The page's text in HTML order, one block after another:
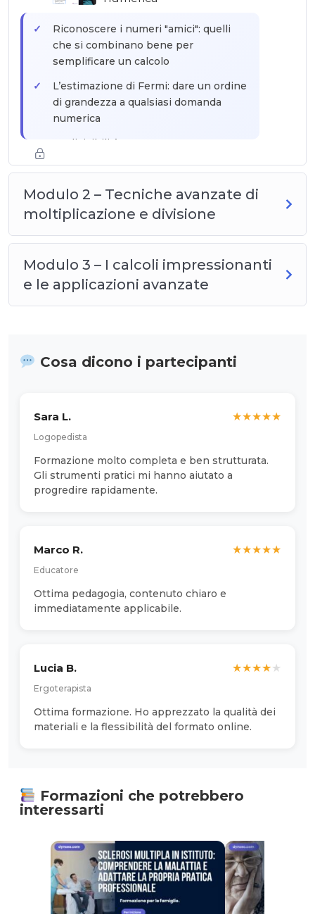
Riconoscere i numeri "amici": quelli
che si combinano bene per
semplificare un calcolo
L’estimazione di Fermi: dare un ordine
di grandezza a qualsiasi domanda
numerica
Le divisibilità avanzate: per 7, 11, 13, 17,
memorizzare assolutamente come
scorciatoie
Modulo 2 – Tecniche avanzate di
moltiplicazione e divisione
Modulo 3 – I calcoli impressionanti
e le applicazioni avanzate
Cosa dicono i partecipanti
Sara L.
Logopedista
★★★★★
Formazione molto completa e ben strutturata.
Gli strumenti pratici mi hanno aiutato a
progredire rapidamente.
Marco R.
Educatore
★★★★★
Ottima pedagogia, contenuto chiaro e
immediatamente applicabile.
Lucia B.
Ergoterapista
★★★★★
Ottima formazione. Ho apprezzato la qualità dei
materiali e la flessibilità del formato online.
Formazioni che potrebbero
interessarti